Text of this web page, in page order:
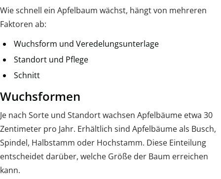
Wie schnell ein Apfelbaum wächst, hängt von mehreren
Faktoren ab:
Wuchsform und Veredelungsunterlage
Standort und Pflege
Schnitt
Wuchsformen
Je nach Sorte und Standort wachsen Apfelbäume etwa 30
Zentimeter pro Jahr. Erhältlich sind Apfelbäume als Busch,
Spindel, Halbstamm oder Hochstamm. Diese Einteilung
entscheidet darüber, welche Größe der Baum erreichen
kann.